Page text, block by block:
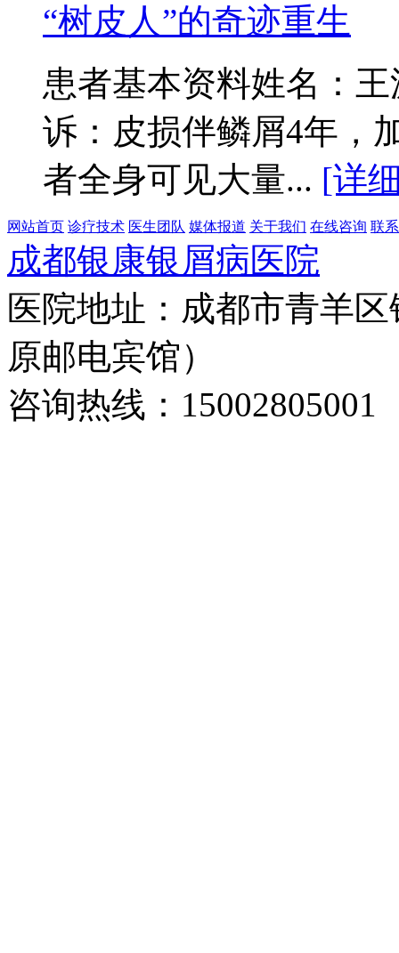
“树皮人”的奇迹重生
患者基本资料姓名：
诉：皮损伴鳞屑4年，
者全身可见大量... [详
网站首页 诊疗技术 医生团队 媒体报道 关于我们 在线咨询 联
成都银康银屑病医院
医院地址：成都市青羊
原邮电宾馆）
咨询热线：15002805001